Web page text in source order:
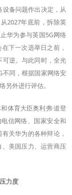
设备问题作出决定，从
2027年底前，拆除英
华为参与英国5G网络
下一次选举日之前，
逆。与此同时，全光
同，根据国家网络安
另外进行评估。
体育大臣奥利弗·道登
信网络、国家安全和
关华为的各种辩论，
美国压力、运营商压
力度